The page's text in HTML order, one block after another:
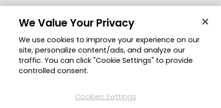
Centre d'apprentissage
Zone des Membres
Blog
Changer de région
We Value Your Privacy
We use cookies to improve your experience on our
site, personalize content/ads, and analyze our
traffic. You can click "Cookie Settings" to provide
controlled consent.
Cookies Settings